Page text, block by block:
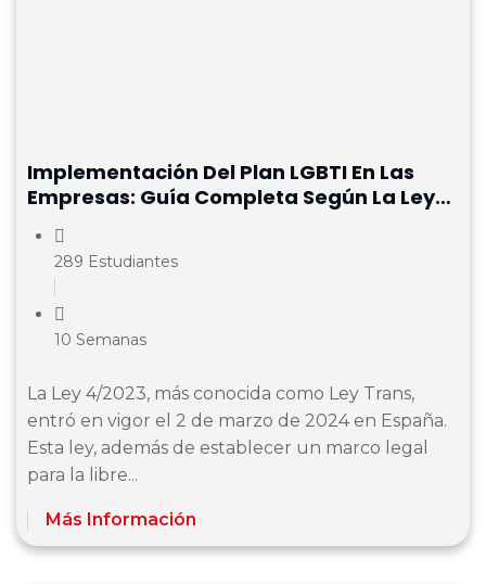
Implementación Del Plan LGBTI En Las
Empresas: Guía Completa Según La Ley
4/2023
289 Estudiantes
10 Semanas
La Ley 4/2023, más conocida como Ley Trans,
entró en vigor el 2 de marzo de 2024 en España.
Esta ley, además de establecer un marco legal
para la libre...
Más Información